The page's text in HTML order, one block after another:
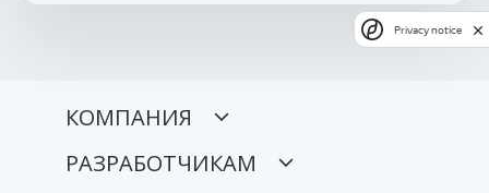
КОМПАНИЯ
РАЗРАБОТЧИКАМ
Privacy notice